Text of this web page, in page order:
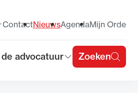
submenu voor
advocatuur Zoeken
ContactNieuwsAgendaMijn Orde